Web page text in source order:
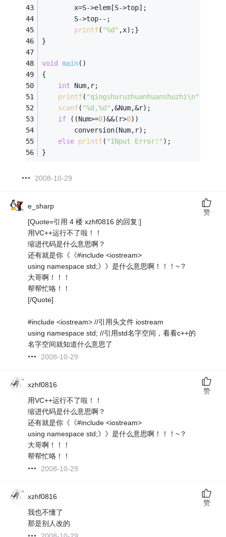
		x=S->elem[S->top];
		S->top--;
printf( "%d" ,x);}
}
void main()
{
int Num,r;
printf( "qingshuruzhuanhuanshuzhi\n"
scanf( "%d,%d" ,&Num,&r);
if ((Num>=0)&&(r>0))
		conversion(Num,r);
else printf( "INput Error!" );
}
2008-10-29
e_sharp
[Quote=引用 4 楼 xzhf0816 的回复:]
用VC++运行不了啦！！
缩进代码是什么意思啊？
还有就是你《《#include <iostream>
using namespace std;》》是什么意思啊！！！~？
大哥啊！！！
帮帮忙咯！！
[/Quote]
#include <iostream> //引用头文件 iostream
using namespace std; //引用std名字空间，看看c++的
名字空间就知道什么意思了
2008-10-29
赞
xzhf0816
用VC++运行不了啦！！
缩进代码是什么意思啊？
还有就是你《《#include <iostream>
using namespace std;》》是什么意思啊！！！~？
大哥啊！！！
帮帮忙咯！！
2008-10-29
赞
xzhf0816
我也不懂了
那是别人改的
赞